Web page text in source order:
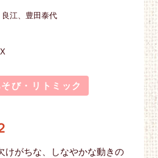
良江、豊田泰代
び・リトミック
けがちな、しなやかな動きの